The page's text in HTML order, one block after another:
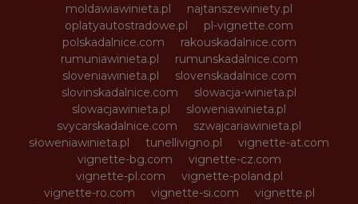
moldawiawinieta.pl
najtanszewiniety.pl
oplatyautostradowe.pl
pl-vignette.com
polskadalnice.com
rakouskadalnice.com
rumuniawinieta.pl
rumunskadalnice.com
sloveniawinieta.pl
slovenskadalnice.com
slovinskadalnice.com
slowacja-winieta.pl
slowacjawinieta.pl
sloweniawinieta.pl
svycarskadalnice.com
szwajcariawinieta.pl
słoweniawinieta.pl
tunellivigno.pl
vignette-at.com
vignette-bg.com
vignette-cz.com
vignette-pl.com
vignette-poland.pl
vignette-ro.com
vignette-si.com
vignette.pl